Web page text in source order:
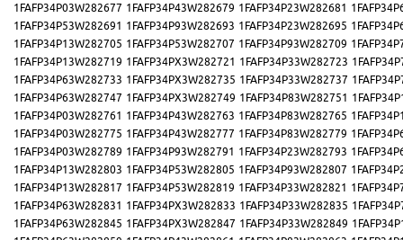
1FAFP34P03W282677 1FAFP34P43W282679 1FAFP34P23W282681
1FAFP34P53W282691 1FAFP34P93W282693 1FAFP34P23W282695
1FAFP34P13W282705 1FAFP34P53W282707 1FAFP34P93W282709
1FAFP34P13W282719 1FAFP34PX3W282721 1FAFP34P33W282723
1FAFP34P63W282733 1FAFP34PX3W282735 1FAFP34P33W282737
1FAFP34P63W282747 1FAFP34PX3W282749 1FAFP34P83W282751
1FAFP34P03W282761 1FAFP34P43W282763 1FAFP34P83W282765
1FAFP34P03W282775 1FAFP34P43W282777 1FAFP34P83W282779
1FAFP34P03W282789 1FAFP34P93W282791 1FAFP34P23W282793
1FAFP34P13W282803 1FAFP34P53W282805 1FAFP34P93W282807
1FAFP34P13W282817 1FAFP34P53W282819 1FAFP34P33W282821
1FAFP34P63W282831 1FAFP34PX3W282833 1FAFP34P33W282835
1FAFP34P63W282845 1FAFP34PX3W282847 1FAFP34P33W282849